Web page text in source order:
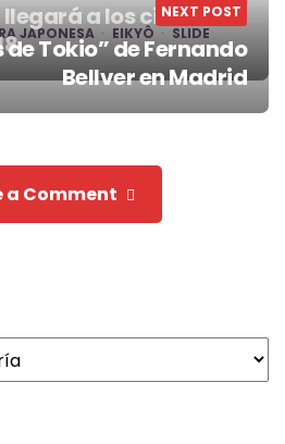
JAPONESA EIKYÔ SLIDE
a los cines el 16
NEXT POST
de Tokio” de Fernando
Bellver en Madrid
a Comment